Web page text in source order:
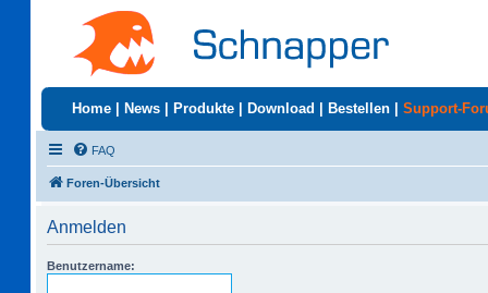
Home News Produkte Download Bestellen Support-
FAQ
Foren-Übersicht
Anmelden
Benutzername: